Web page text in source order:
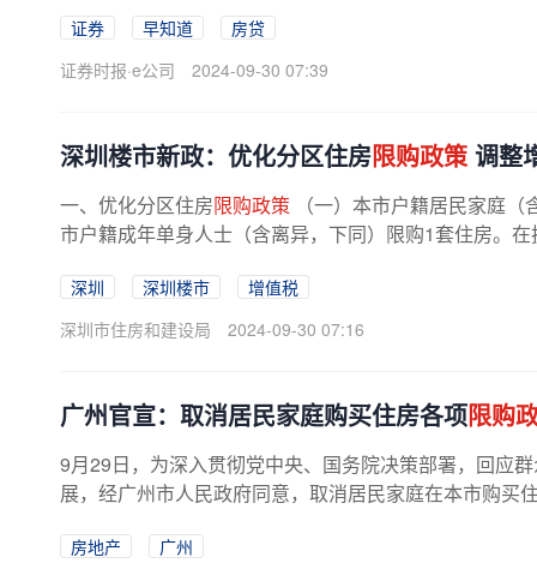
证券 早知道
房贷
证券时报·e公司
2024-09-30 07:39
深圳楼市新政：优化分区住房限购政策调整
一、优化分区住房限购政策 （一）本市户籍居民家庭
市户籍成年单身人士（含离异，下同）限购1套住房。
深圳 深圳楼市
增值税
深圳市住房和建设局
2024-09-30 07:16
广州官宣：取消居民家庭购买住房各项限购
9月29日，为深入贯彻党中央、国务院决策部署，回应
展，经广州市人民政府同意，取消居民家庭在本市购买
房地产
广州